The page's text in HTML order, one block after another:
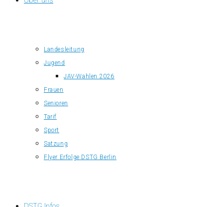
Landesleitung
Jugend
JAV-Wahlen 2026
Frauen
Senioren
Tarif
Sport
Satzung
Flyer Erfolge DSTG Berlin